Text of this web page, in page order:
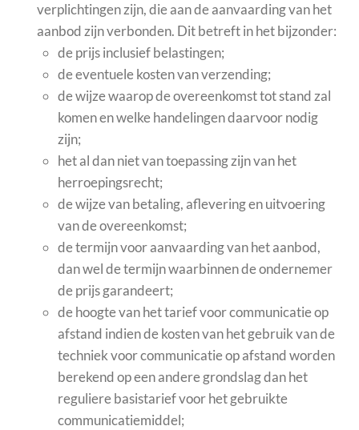
verplichtingen zijn, die aan de aanvaarding van het
aanbod zijn verbonden. Dit betreft in het bijzonder:
de prijs inclusief belastingen;
de eventuele kosten van verzending;
de wijze waarop de overeenkomst tot stand zal
komen en welke handelingen daarvoor nodig
zijn;
het al dan niet van toepassing zijn van het
herroepingsrecht;
de wijze van betaling, aflevering en uitvoering
van de overeenkomst;
de termijn voor aanvaarding van het aanbod,
dan wel de termijn waarbinnen de ondernemer
de prijs garandeert;
de hoogte van het tarief voor communicatie op
afstand indien de kosten van het gebruik van de
techniek voor communicatie op afstand worden
berekend op een andere grondslag dan het
reguliere basistarief voor het gebruikte
communicatiemiddel;